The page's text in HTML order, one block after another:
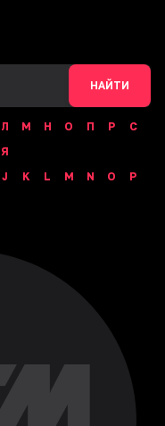
НАЙТИ
Л М Н О П Р
С
Я
J K L M N O
P